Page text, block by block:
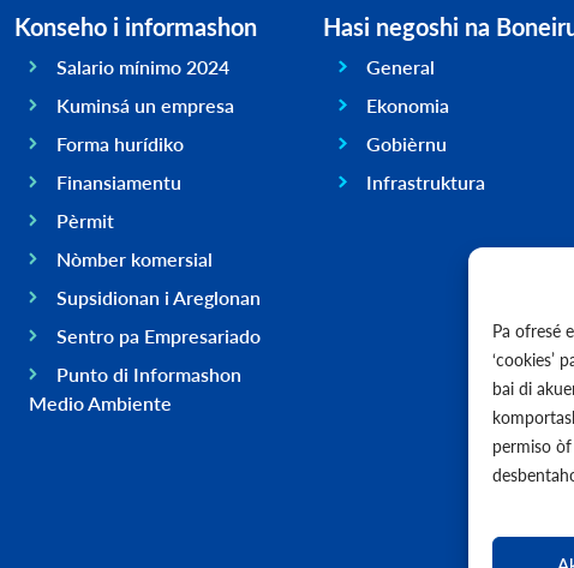
Pa ofresé
‘cookies’
bai di
permiso
Konseho i informashon
Salario mínimo 2024
Kuminsá un empresa
Forma hurídiko
Finansiamentu
Pèrmit
Nòmber komersial
Supsidionan i Areglonan
Sentro pa Empresariado
Punto di Informashon
Medio Ambiente
Hasi negoshi na
General
Ekonomia
Gobièrnu
Infrastruktura